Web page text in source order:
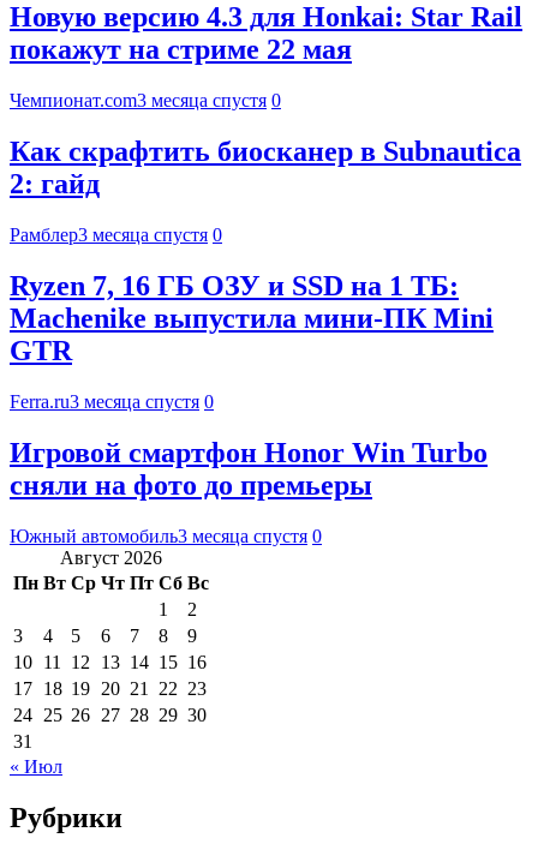
Новую версию 4.3 для Honkai: Star Rail
покажут на стриме 22 мая
Чемпионат.com3 месяца спустя 0
Как скрафтить биосканер в Subnautica
2: гайд
Рамблер3 месяца спустя 0
Ryzen 7, 16 ГБ ОЗУ и SSD на 1 ТБ:
Machenike выпустила мини-ПК Mini
GTR
Ferra.ru3 месяца спустя 0
Игровой смартфон Honor Win Turbo
сняли на фото до премьеры
Южный автомобиль3 месяца спустя 0
Август 2026
Пн Вт Ср Чт Пт Сб Вс
1
2
3
4 5 6 7 8
9
10 11 12 13 14 15 16
17 18 19 20 21 22 23
24 25 26 27 28 29 30
31
« Июл
Рубрики